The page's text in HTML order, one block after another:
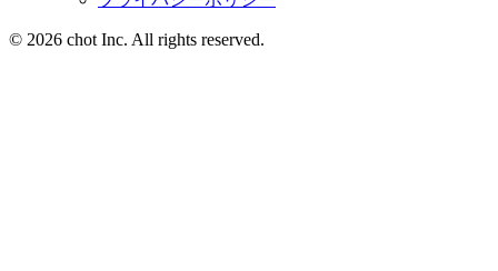
© 2026 chot Inc. All rights reserved.